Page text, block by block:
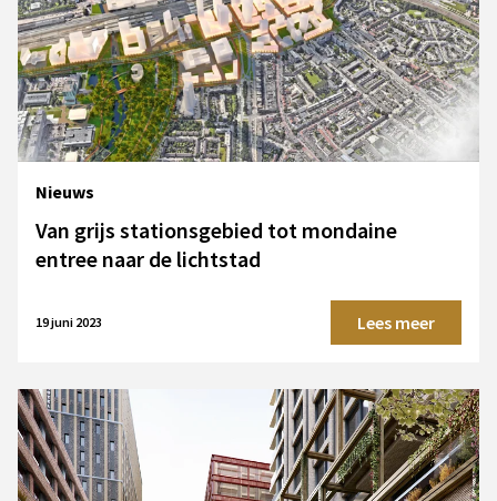
Nieuws
Van grijs stationsgebied tot mondaine
entree naar de lichtstad
19 juni 2023 Lees meer